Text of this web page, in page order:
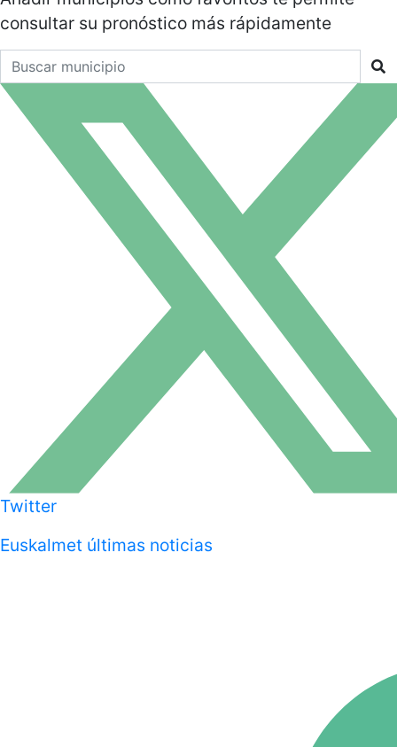
consultar su pronóstico más rápidamente
Buscar un municipio
Twitter
Euskalmet últimas noticias